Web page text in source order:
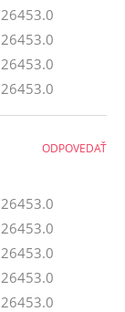
ODPOVEDAŤ